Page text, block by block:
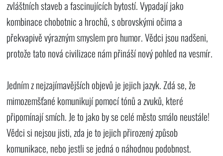
zvláštních staveb a fascinujících bytostí. Vypadají jako
kombinace chobotnic a hrochů, s obrovskými očima a
překvapivě výrazným smyslem pro humor. Vědci jsou nadšeni,
protože tato nová civilizace nám přináší nový pohled na vesmír.
Jedním z nejzajímavějších objevů je jejich jazyk. Zdá se, že
mimozemšťané komunikují pomocí tónů a zvuků, které
připomínají smích. Je to jako by se celé město smálo neustále!
Vědci si nejsou jisti, zda je to jejich přirozený způsob
komunikace, nebo jestli se jedná o náhodnou podobnost.